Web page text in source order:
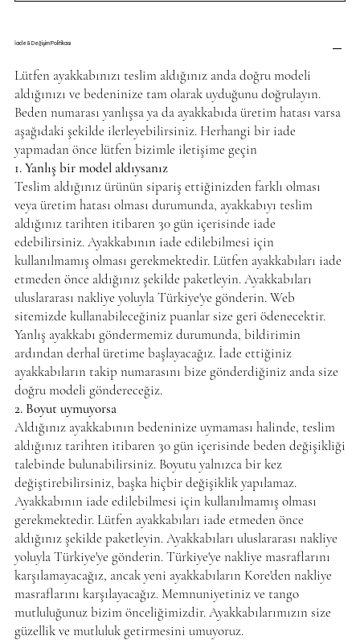
İade & Değişim Politikası
Lütfen ayakkabınızı teslim aldığınız anda doğru modeli
aldığınızı ve bedeninize tam olarak uyduğunu doğrulayın.
Beden numarası yanlışsa ya da ayakkabıda üretim hatası varsa
aşağıdaki şekilde ilerleyebilirsiniz. Herhangi bir iade
yapmadan önce lütfen bizimle iletişime geçin
1. Yanlış bir model aldıysanız
Teslim aldığınız ürünün sipariş ettiğinizden farklı olması
veya üretim hatası olması durumunda, ayakkabıyı teslim
aldığınız tarihten itibaren 30 gün içerisinde iade
edebilirsiniz. Ayakkabının iade edilebilmesi için
kullanılmamış olması gerekmektedir. Lütfen ayakkabıları iade
etmeden önce aldığınız şekilde paketleyin. Ayakkabıları
uluslararası nakliye yoluyla Türkiye'ye gönderin. Web
sitemizde kullanabileceğiniz puanlar size geri ödenecektir.
Yanlış ayakkabı göndermemiz durumunda, bildirimin
ardından derhal üretime başlayacağız. İade ettiğiniz
ayakkabıların takip numarasını bize gönderdiğiniz anda size
doğru modeli göndereceğiz.
2. Boyut uymuyorsa
Aldığınız ayakkabının bedeninize uymaması halinde, teslim
aldığınız tarihten itibaren 30 gün içerisinde beden değişikliği
talebinde bulunabilirsiniz. Boyutu yalnızca bir kez
değiştirebilirsiniz, başka hiçbir değişiklik yapılamaz.
Ayakkabının iade edilebilmesi için kullanılmamış olması
gerekmektedir. Lütfen ayakkabıları iade etmeden önce
aldığınız şekilde paketleyin. Ayakkabıları uluslararası nakliye
yoluyla Türkiye'ye gönderin. Türkiye'ye nakliye masraflarını
karşılamayacağız, ancak yeni ayakkabıların Kore'den nakliye
masraflarını karşılayacağız. Memnuniyetiniz ve tango
mutluluğunuz bizim önceliğimizdir. Ayakkabılarımızın size
güzellik ve mutluluk getirmesini umuyoruz.